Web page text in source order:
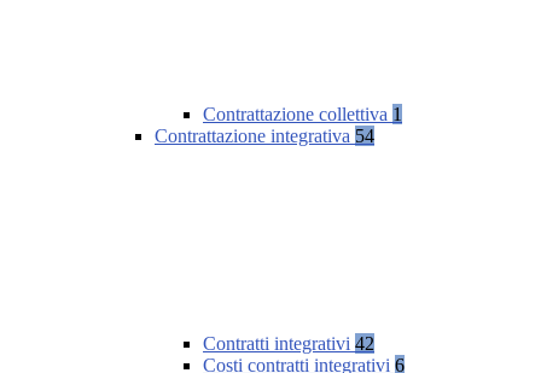
Contrattazione collettiva 1
Contrattazione integrativa 54
Contratti integrativi 42
Costi contratti integrativi 6